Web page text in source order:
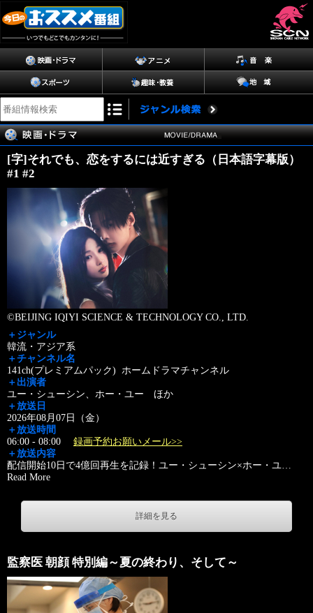
[字]それでも、恋をするには近すぎる（日本語字幕版）
#1 #2
©BEIJING IQIYI SCIENCE & TECHNOLOGY CO., LTD.
＋ジャンル
韓流・アジア系
＋チャンネル名
141ch(プレミアムパック) ホームドラマチャンネル
＋出演者
ユー・シューシン、ホー・ユー ほか
＋放送日
2026年08月07日（金）
＋放送時間
06:00 - 08:00 録画予約お願いメール>>
＋放送内容
配信開始10日で4億回再生を記録！ユー・シューシン×ホー・ユ…
Read More
詳細を見る
監察医 朝顔 特別編～夏の終わり、そして～